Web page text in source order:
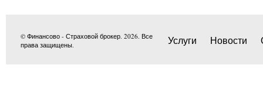
© Финансово - Страховой брокер. 2026. Все
права защищены.
Услуги Новости